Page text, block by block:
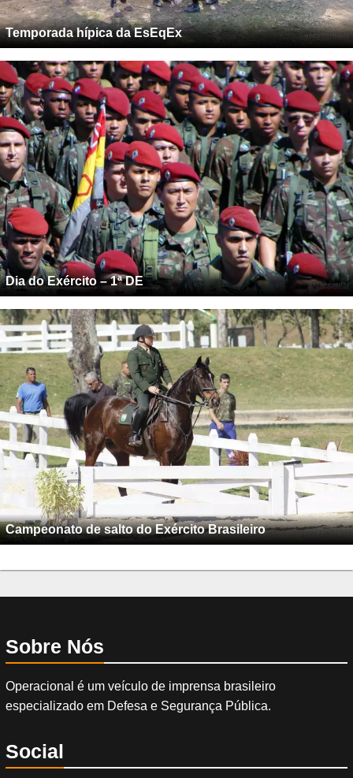
Temporada hípica da EsEqEx
Dia do Exército – 1ª DE
Campeonato de salto do Exército Brasileiro
Sobre Nós
Operacional é um veículo de imprensa brasileiro
especializado em Defesa e Segurança Pública.
Social